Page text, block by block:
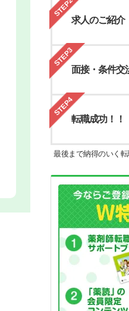
STEP2
求人のご紹介
STEP3
面接・条件交
STEP4
転職成功！！
最後まで納得のいく転